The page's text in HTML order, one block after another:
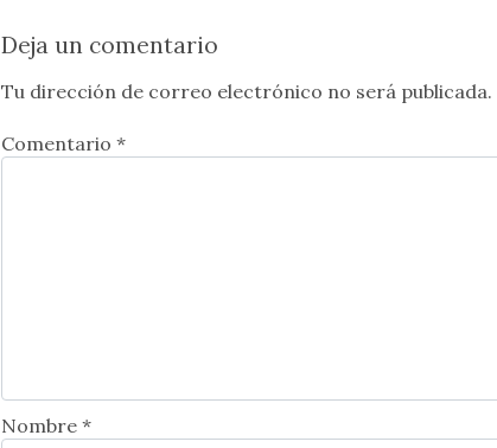
Deja un comentario
Tu dirección de correo electrónico no será publicada.
Comentario *
Nombre *